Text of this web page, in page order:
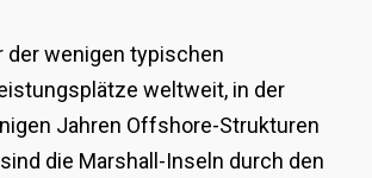
der wenigen typischen
weltweit, in der
Jahren Offshore-Strukturen
die Marshall-Inseln durch den